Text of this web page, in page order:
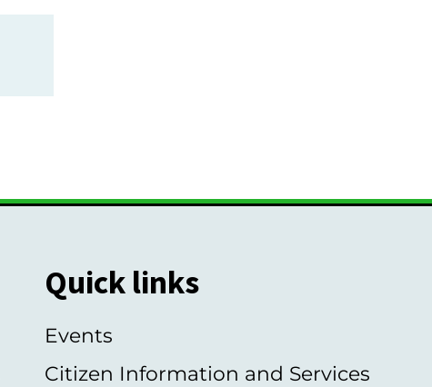
Quick links
Events
Citizen Information and Services